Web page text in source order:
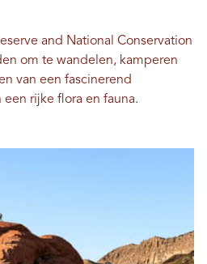
and National Conservation
om te wandelen, kamperen
van een fascinerend
rijke flora en fauna.